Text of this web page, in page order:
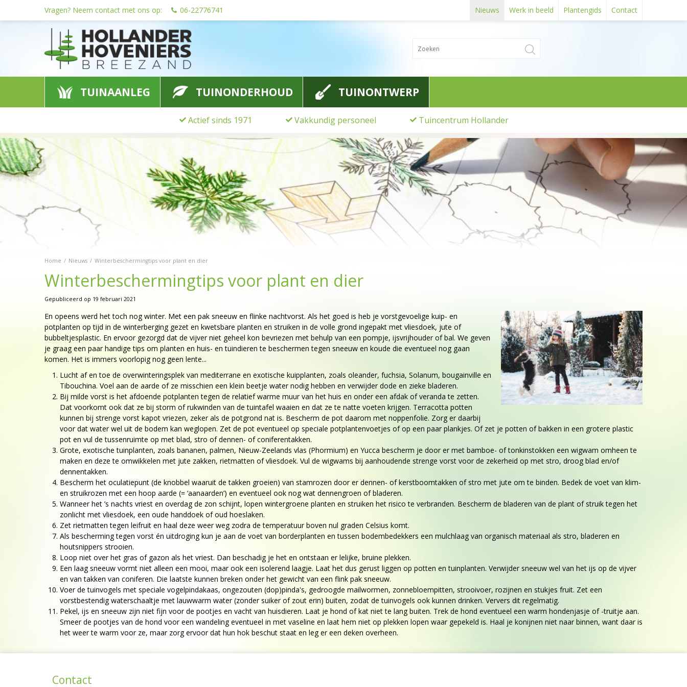
Home Nieuws Winterbeschermingtips voor plant en dier
Vragen? Neem contact met ons op: 06-22776741 Nieuws Werk in beeld Plantengids Contact
TUINAANLEG TUINONDERHOUD TUINONTWERP
Actief sinds 1971 Vakkundig personeel Tuincentrum Hollander
Winterbeschermingtips voor plant en dier
Gepubliceerd op 19 februari 2021
En opeens werd het toch nog winter. Met een pak sneeuw en flinke nachtvorst. Als het goed is heb je vorstgevoelige kuip- en
potplanten op tijd in de winterberging gezet en kwetsbare planten en struiken in de volle grond ingepakt met vliesdoek, jute of
bubbeltjesplastic. En ervoor gezorgd dat de vijver niet geheel kon bevriezen met behulp van een pompje, ijsvrijhouder of bal. We geven
je graag een paar handige tips om planten en huis- en tuindieren te beschermen tegen sneeuw en koude die eventueel nog gaan
komen. Het is immers voorlopig nog geen lente...
Lucht af en toe de overwinteringsplek van mediterrane en exotische kuipplanten, zoals oleander, fuchsia, Solanum, bougainville en
Tibouchina. Voel aan de aarde of ze misschien een klein beetje water nodig hebben en verwijder dode en zieke bladeren.
Bij milde vorst is het afdoende potplanten tegen de relatief warme muur van het huis en onder een afdak of veranda te zetten.
Dat voorkomt ook dat ze bij storm of rukwinden van de tuintafel waaien en dat ze te natte voeten krijgen. Terracotta potten
kunnen bij strenge vorst kapot vriezen, zeker als de potgrond nat is. Bescherm de pot daarom met noppenfolie. Zorg er daarbij
voor dat water wel uit de bodem kan weglopen. Zet de pot eventueel op speciale potplantenvoetjes of op een paar plankjes. Of zet je potten of bakken in een grotere plastic
pot en vul de tussenruimte op met blad, stro of dennen- of coniferentakken.
Grote, exotische tuinplanten, zoals bananen, palmen, Nieuw-Zeelands vlas (Phormium) en Yucca bescherm je door er met bamboe- of tonkinstokken een wigwam omheen te
maken en deze te omwikkelen met jute zakken, rietmatten of vliesdoek. Vul de wigwams bij aanhoudende strenge vorst voor de zekerheid op met stro, droog blad en/of
dennentakken.
Bescherm het oculatiepunt (de knobbel waaruit de takken groeien) van stamrozen door er dennen- of kerstboomtakken of stro met jute om te binden. Bedek de voet van klim-
en struikrozen met een hoop aarde (= ‘aanaarden’) en eventueel ook nog wat dennengroen of bladeren.
Wanneer het ’s nachts vriest en overdag de zon schijnt, lopen wintergroene planten en struiken het risico te verbranden. Bescherm de bladeren van de plant of struik tegen het
zonlicht met vliesdoek, een oude handdoek of oud hoeslaken.
Zet rietmatten tegen leifruit en haal deze weer weg zodra de temperatuur boven nul graden Celsius komt.
Als bescherming tegen vorst én uitdroging kun je aan de voet van borderplanten en tussen bodembedekkers een mulchlaag van organisch materiaal als stro, bladeren en
houtsnippers strooien.
Loop niet over het gras of gazon als het vriest. Dan beschadig je het en ontstaan er lelijke, bruine plekken.
Een laag sneeuw vormt niet alleen een mooi, maar ook een isolerend laagje. Laat het dus gerust liggen op potten en tuinplanten. Verwijder sneeuw wel van het ijs op de vijver
en van takken van coniferen. Die laatste kunnen breken onder het gewicht van een flink pak sneeuw.
Voer de tuinvogels met speciale vogelpindakaas, ongezouten (dop)pinda's, gedroogde mailwormen, zonnebloempitten, strooivoer, rozijnen en stukjes fruit. Zet een
vorstbestendig waterschaaltje met lauwwarm water (zonder suiker of zout erin) buiten, zodat de tuinvogels ook kunnen drinken. Ververs dit regelmatig.
Pekel, ijs en sneeuw zijn niet fijn voor de pootjes en vacht van huisdieren. Laat je hond of kat niet te lang buiten. Trek de hond eventueel een warm hondenjasje of -truitje aan.
Smeer de pootjes van de hond voor een wandeling eventueel in met vaseline en laat hem niet op plekken lopen waar gepekeld is. Haal je konijnen niet naar binnen, want daar is
het weer te warm voor ze, maar zorg ervoor dat hun hok beschut staat en leg er een deken overheen.
Contact